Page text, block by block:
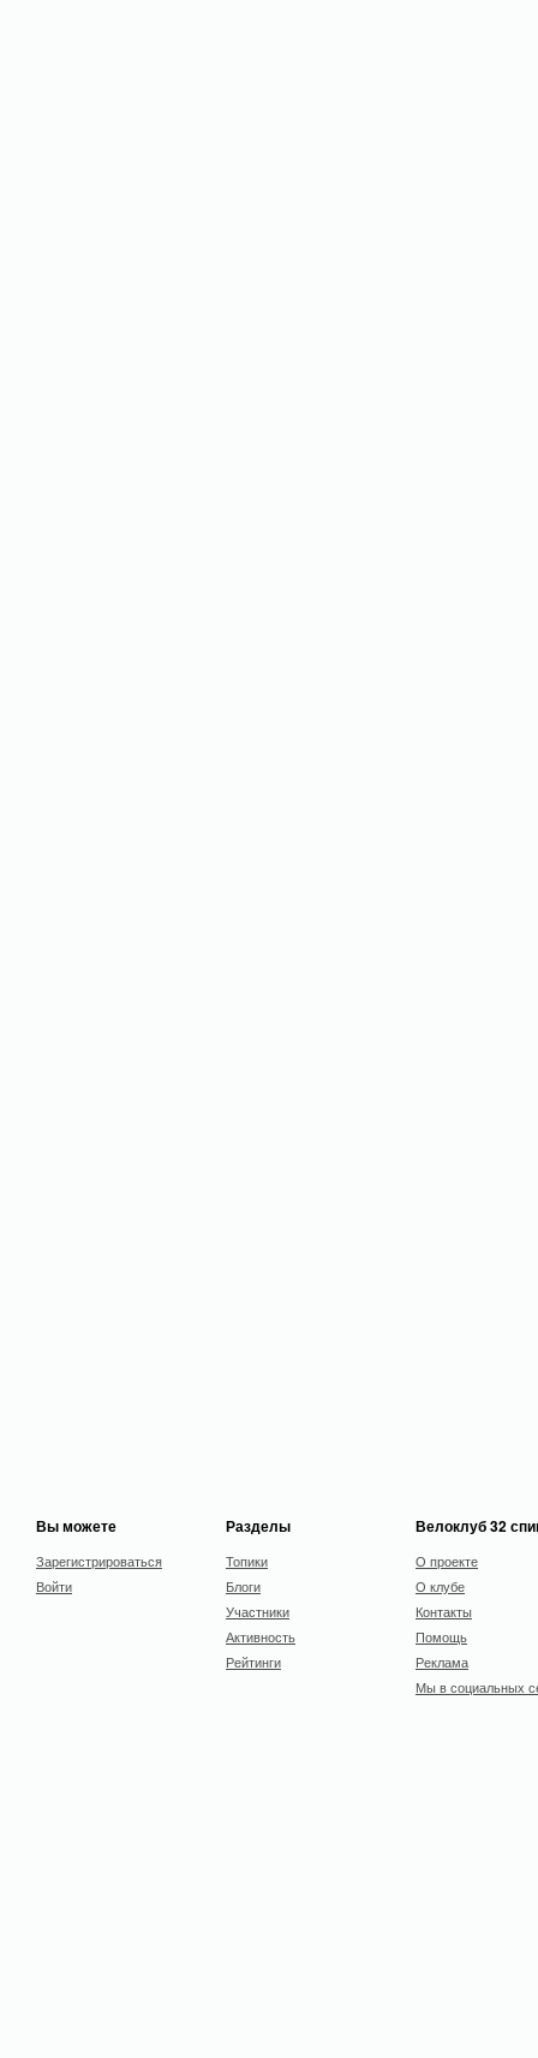
Вы можете
Зарегистрироваться
Войти
Разделы
Топики
Блоги
Участники
Активность
Рейтинги
Велоклуб 32
О проекте
О клубе
Контакты
Помощь
Реклама
Мы в социальных